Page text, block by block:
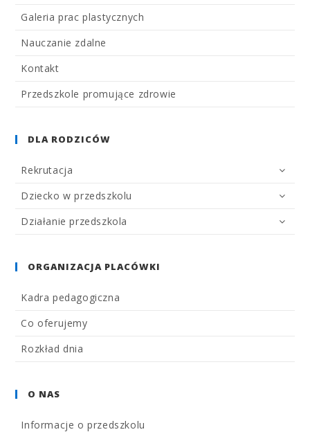
Galeria prac plastycznych
Nauczanie zdalne
Kontakt
Przedszkole promujące zdrowie
DLA RODZICÓW
Rekrutacja
Dziecko w przedszkolu
Działanie przedszkola
ORGANIZACJA PLACÓWKI
Kadra pedagogiczna
Co oferujemy
Rozkład dnia
O NAS
Informacje o przedszkolu